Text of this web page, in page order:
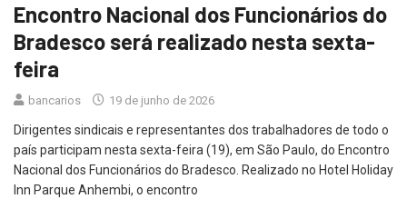
Encontro Nacional dos Funcionários do
Bradesco será realizado nesta sexta-
feira
bancarios 19 de junho de 2026
Dirigentes sindicais e representantes dos trabalhadores de todo o
país participam nesta sexta-feira (19), em São Paulo, do Encontro
Nacional dos Funcionários do Bradesco. Realizado no Hotel Holiday
Inn Parque Anhembi, o encontro